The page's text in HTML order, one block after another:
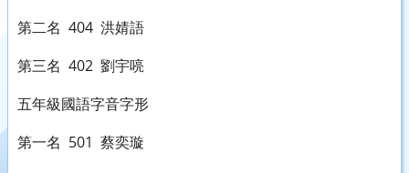
第二名 404 洪婧語
第三名 402 劉宇喨
五年級國語字音字形
第一名 501 蔡奕璇